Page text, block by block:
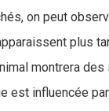
on peut
plus
montrera
est influencée